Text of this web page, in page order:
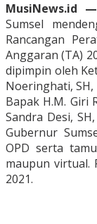
MusiNews.id —
Sumsel
Rancangan
Anggaran (TA)
dipimpin oleh
Noeringhati, SH,
Bapak H.M. Giri
Sandra Desi,
Gubernur
OPD serta
maupun virtual.
2021.